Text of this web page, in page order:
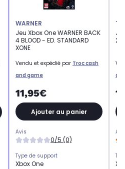
WARNER
Jeu Xbox One WARNER BACK
4 BLOOD - ED. STANDARD
XONE
Vendu et expédié par Troc cash
and game
11,95€
Ajouter au panier
Avis
0/5 (0)
Type de support
Xbox One